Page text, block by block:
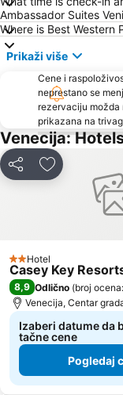
Ambassador Suites
Where is Best Western
Prikaži više
Cene i
neprestano se
rezervaciju možda
prikazana na
Venecija:
Deli Dodati u
2 Zvezdice
Hotel
Casey Key
8,9 Odlično (broj
Venecija, Centar
Izaberi datume da
tačne cene
Pogledaj